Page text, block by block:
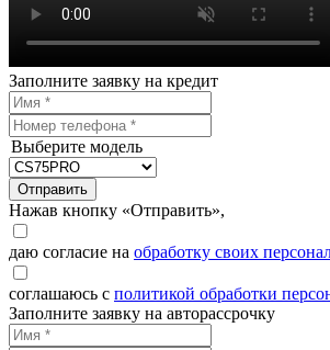
Заполните заявку на кредит
Выберите модель
Отправить
Нажав кнопку «Отправить»,
даю согласие на обработку своих
соглашаюсь с политикой обработки
Заполните заявку на авторассрочку